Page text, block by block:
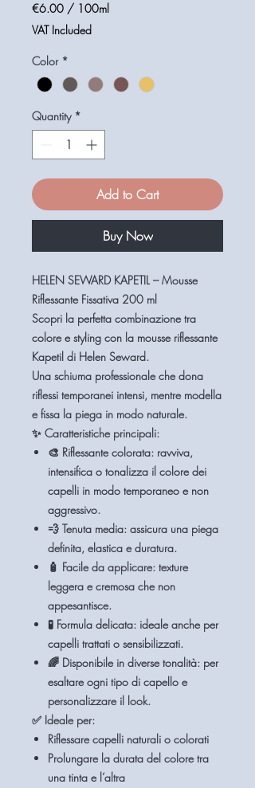
€6.00 / 100ml
€6.00
per
100
Milliliters
VAT Included
Color *
Quantity *
Add to Cart
Buy Now
HELEN SEWARD KAPETIL – Mousse
Riflessante Fissativa 200 ml
Scopri la perfetta combinazione tra
colore e styling con la mousse riflessante
Kapetil di Helen Seward.
Una schiuma professionale che dona
riflessi temporanei intensi, mentre modella
e fissa la piega in modo naturale.
✨ Caratteristiche principali:
🎨 Riflessante colorata: ravviva,
intensifica o tonalizza il colore dei
capelli in modo temporaneo e non
aggressivo.
💨 Tenuta media: assicura una piega
definita, elastica e duratura.
🧴 Facile da applicare: texture
leggera e cremosa che non
appesantisce.
🧪 Formula delicata: ideale anche per
capelli trattati o sensibilizzati.
🌈 Disponibile in diverse tonalità: per
esaltare ogni tipo di capello e
personalizzare il look.
✅ Ideale per:
Riflessare capelli naturali o colorati
Prolungare la durata del colore tra
una tinta e l’altra